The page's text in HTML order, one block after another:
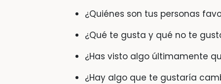
¿Quiénes son tus personas
¿Qué te gusta y qué no te
¿Has visto algo últimamente
¿Hay algo que te gustaría